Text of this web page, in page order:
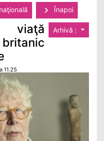
Înapoi
Arhivă :
viaţă
11.25